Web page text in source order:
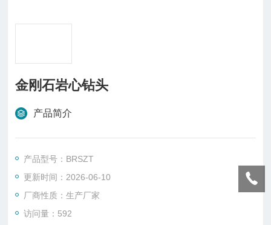
金刚石岩心钻头
产品简介
产品型号：BRSZT
更新时间：2026-06-10
厂商性质：生产厂家
访问量：592